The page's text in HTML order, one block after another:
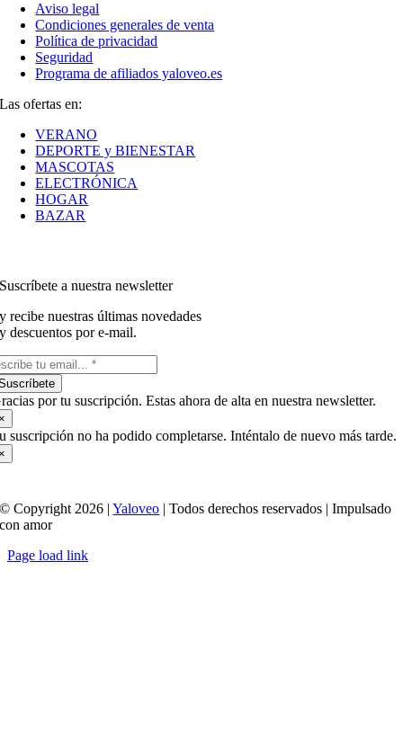
Aviso legal
Condiciones generales de venta
Política de privacidad
Seguridad
Programa de afiliados yaloveo.es
Las ofertas en:
VERANO
DEPORTE y BIENESTAR
MASCOTAS
ELECTRÓNICA
HOGAR
BAZAR
Suscríbete a nuestra newsletter
y recibe nuestras últimas novedades
y descuentos por e-mail.
por tu suscripción. Estas ahora de alta en nuestra newsletter.
suscripción no ha podido completarse. Inténtalo de nuevo más tarde.
© Copyright 2026 |Yaloveo | Todos derechos reservados | Impulsado
con amor
Page load link